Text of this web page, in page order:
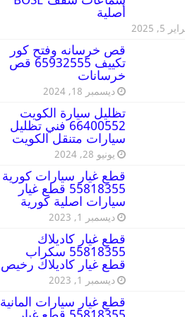
أصلية
5, 2025
قص خرسانه وفتح كور
تكييف 65932555 قص
خرسانات
ديسمبر 18, 2024
تظليل سيارة الكويت
66400552 فني تظليل
سيارات متنقل الكويت
يونيو 28, 2024
قطع غيار سيارات كورية
55818355 قطع غيار
سيارات اصلية كورية
ديسمبر 1, 2023
قطع غيار كاديلاك
55818355 سكراب
قطع غيار كاديلاك رخيص
ديسمبر 1, 2023
قطع غيار سيارات المانية